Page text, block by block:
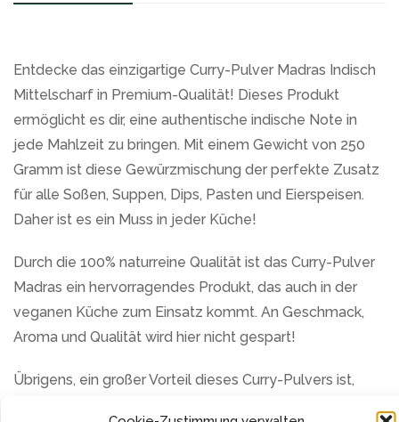
Entdecke das einzigartige Curry-Pulver Madras Indisch
Mittelscharf in Premium-Qualität! Dieses Produkt
ermöglicht es dir, eine authentische indische Note in
jede Mahlzeit zu bringen. Mit einem Gewicht von 250
Gramm ist diese Gewürzmischung der perfekte Zusatz
für alle Soßen, Suppen, Dips, Pasten und Eierspeisen.
Daher ist es ein Muss in jeder Küche!
Durch die 100% naturreine Qualität ist das Curry-Pulver
Madras ein hervorragendes Produkt, das auch in der
veganen Küche zum Einsatz kommt. An Geschmack,
Aroma und Qualität wird hier nicht gespart!
Übrigens, ein großer Vorteil dieses Curry-Pulvers ist,